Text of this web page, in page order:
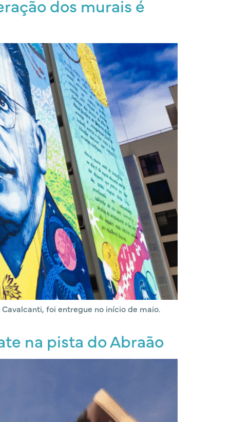
dos murais é
foi entregue no início de maio.
na pista do Abraão